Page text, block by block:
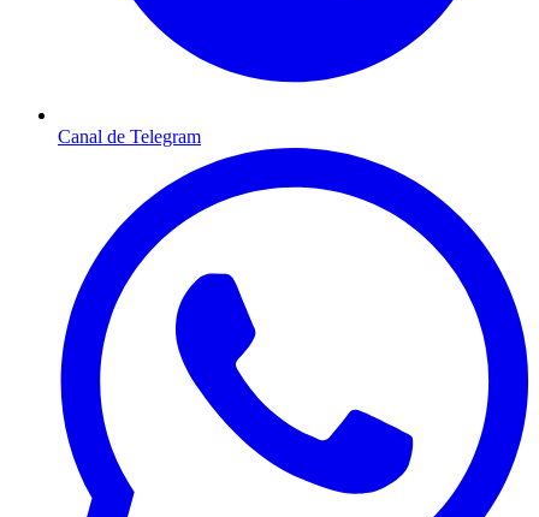
Canal de Telegram